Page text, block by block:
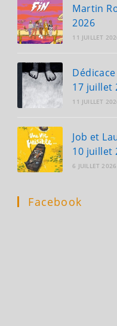
Martin
2026
11 JUILLET
17 juillet
11 JUILLET
Job et
10 juillet
6 JUILLET 2026
Facebook